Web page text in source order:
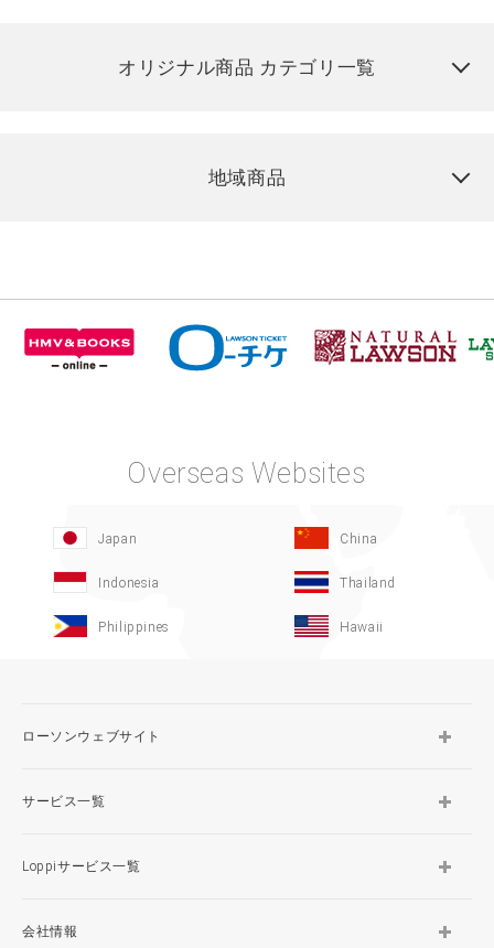
オリジナル商品 カテゴリ一覧
地域商品
Overseas Websites
Japan China
Indonesia Thailand
Philippines Hawaii
ローソンウェブサイト
サービス一覧
Loppiサービス一覧
会社情報